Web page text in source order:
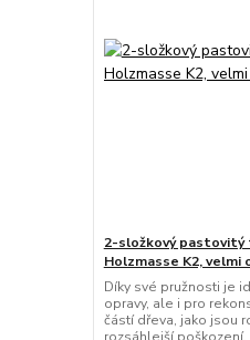
2-složkový pastovitý
Holzmasse K2, velmi
Díky své pružnosti je
opravy, ale i pro
částí dřeva, jako jsou
rozsáhlejší poškození.